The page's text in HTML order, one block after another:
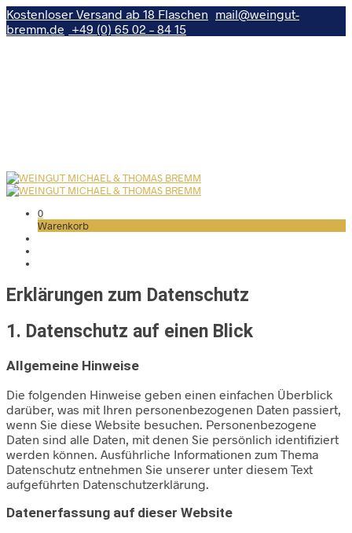
Kostenloser Versand ab 18 Flaschen mail@weingut-
bremm.de +49 (0) 65 02 – 84 15
0
Warenkorb
Erklärungen zum Datenschutz
1. Datenschutz auf einen Blick
Allgemeine Hinweise
Die folgenden Hinweise geben einen einfachen Überblick
darüber, was mit Ihren personenbezogenen Daten passiert,
wenn Sie diese Website besuchen. Personenbezogene
Daten sind alle Daten, mit denen Sie persönlich identifiziert
werden können. Ausführliche Informationen zum Thema
Datenschutz entnehmen Sie unserer unter diesem Text
aufgeführten Datenschutzerklärung.
Datenerfassung auf dieser Website